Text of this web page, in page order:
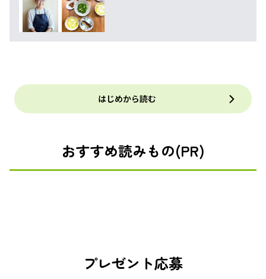
はじめから読む
おすすめ読みもの(PR)
プレゼント応募